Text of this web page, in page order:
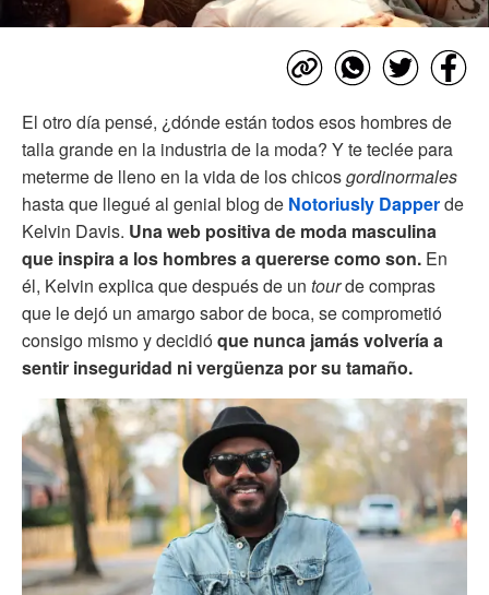
El otro día pensé, ¿dónde están todos esos hombres de
talla grande en la industria de la moda? Y te teclée para
meterme de lleno en la vida de los chicosgordinormales
hasta que llegué al genial blog de Notoriusly Dapperde
Kelvin Davis. Una web positiva de moda masculina
que inspira a los hombres a quererse como son. En
él, Kelvin explica que después de un tourde compras
que le dejó un amargo sabor de boca, se comprometió
consigo mismo y decidióque nunca jamás volvería a
sentir inseguridad ni vergüenza por su tamaño.